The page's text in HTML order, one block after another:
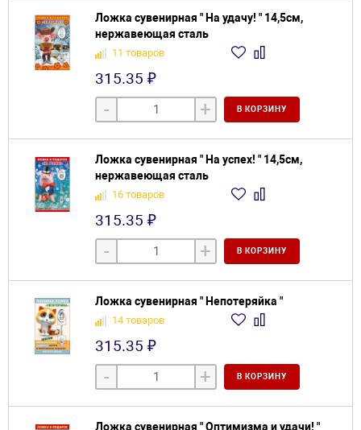
Ложка сувенирная " На удачу! " 14,5см,
нержавеющая сталь
11 товаров
315.35 ₽
- + В КОРЗИНУ
Ложка сувенирная " На успех! " 14,5см,
нержавеющая сталь
16 товаров
315.35 ₽
- + В КОРЗИНУ
Ложка сувенирная " Непотеряйка "
14 товаров
315.35 ₽
- + В КОРЗИНУ
Ложка сувенирная " Оптимизма и удачи! "